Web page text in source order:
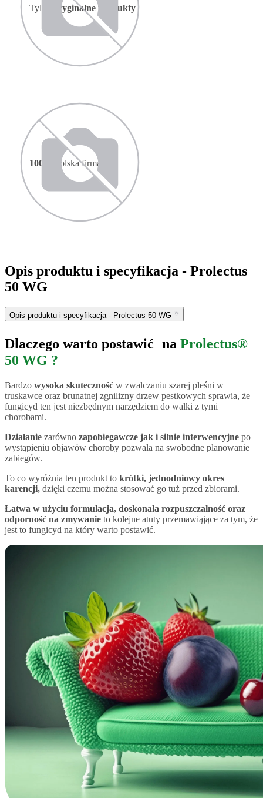
Tylko oryginalne produkty
100% polska firma
Opis produktu i specyfikacja - Prolectus
50 WG
Opis produktu i specyfikacja - Prolectus 50 WG
Dlaczego warto postawić na Prolectus®
50 WG ?
Bardzo wysoka skuteczność w zwalczaniu szarej pleśni w
truskawce oraz brunatnej zgnilizny drzew pestkowych sprawia, że
fungicyd ten jest niezbędnym narzędziem do walki z tymi
chorobami.
Działanie zarówno zapobiegawcze jak i silnie interwencyjne po
wystąpieniu objawów choroby pozwala na swobodne planowanie
zabiegów.
To co wyróżnia ten produkt to krótki, jednodniowy okres
karencji, dzięki czemu można stosować go tuż przed zbiorami.
Łatwa w użyciu formulacja, doskonała rozpuszczalność oraz
odporność na zmywanie to kolejne atuty przemawiąjące za tym, że
jest to fungicyd na który warto postawić.